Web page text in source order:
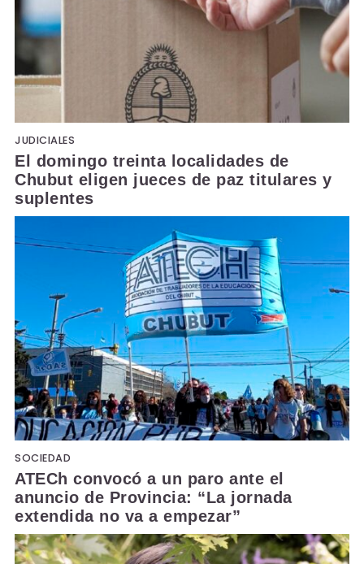
JUDICIALES
El domingo treinta localidades de
Chubut eligen jueces de paz titulares y
suplentes
SOCIEDAD
ATECh convocó a un paro ante el
anuncio de Provincia: “La jornada
extendida no va a empezar”